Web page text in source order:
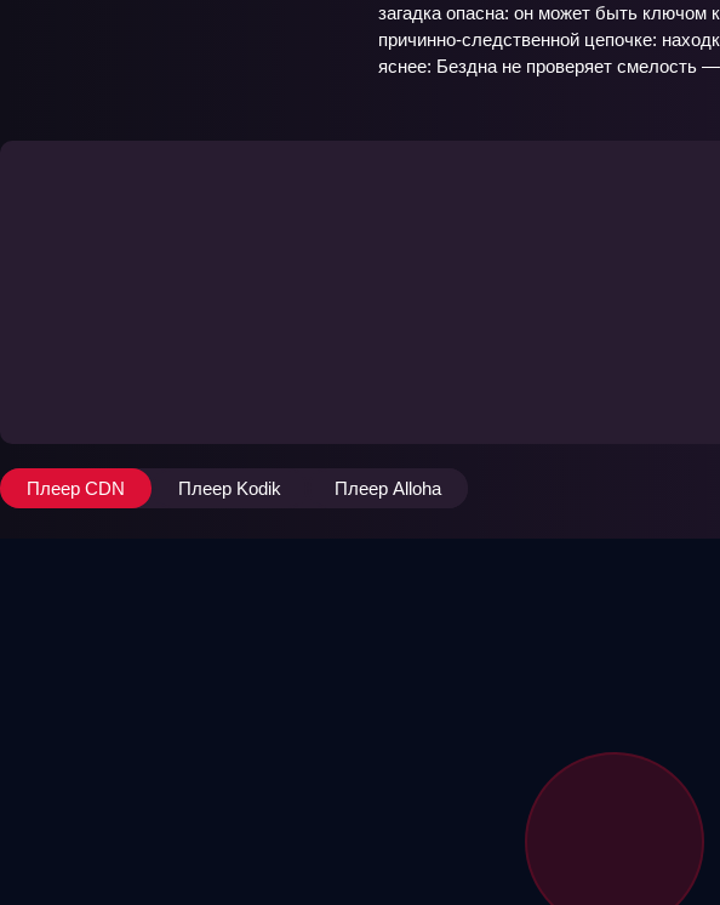
загадка опасна: он может быть ключом
причинно‑следственной цепочке:
яснее: Бездна не проверяет смелость —
Плеер CDN Плеер Kodik Плеер Alloha